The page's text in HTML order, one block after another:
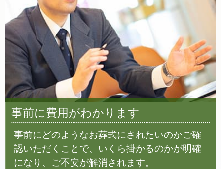
事前に費用がわかります
事前にどのようなお葬式にされたいのかご確
認いただくことで、いくら掛かるのかが明確
になり、ご不安が解消されます。